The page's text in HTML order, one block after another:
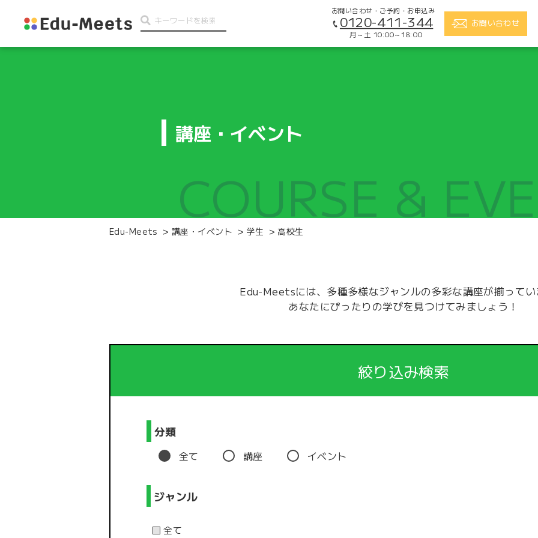
お問い合わせ・ご予約・お申込み
0120-411-344
月～土 10:00～18:00
お問い合わせ
講座・イベント
COURSE &
Edu-Meets > 講座・イベント > 学生 > 高校生
Edu-Meetsには、多種多様なジャンルの多彩な講座が揃って
あなたにぴったりの学びを見つけてみましょう！
絞り込み検索
分類
全て 講座 イベント
ジャンル
全て